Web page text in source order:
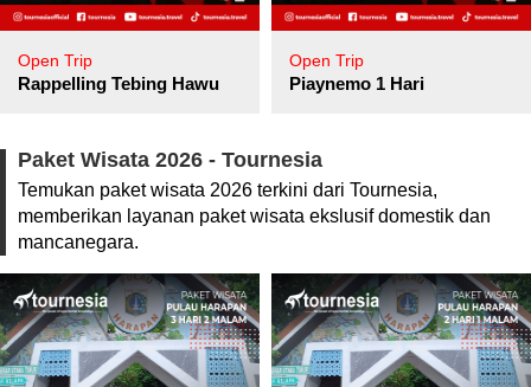
Open Trip
Rappelling Tebing Hawu
Open Trip
Piaynemo 1 Hari
Paket Wisata 2026 - Tournesia
Temukan paket wisata 2026 terkini dari Tournesia,
memberikan layanan paket wisata ekslusif domestik dan
mancanegara.